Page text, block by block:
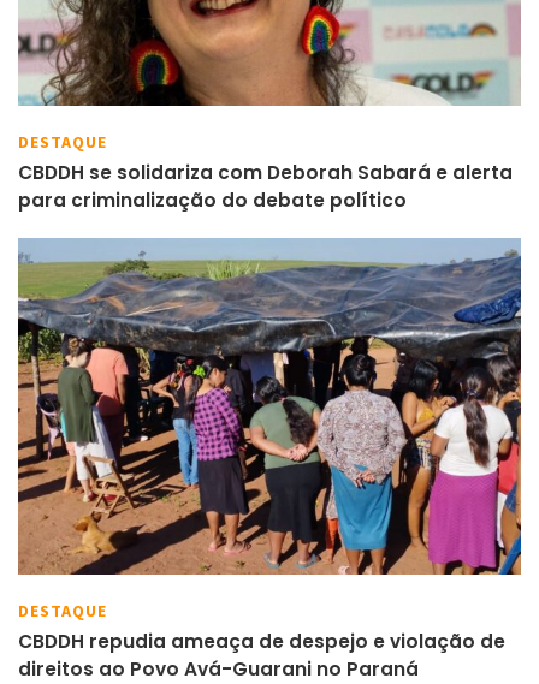
DESTAQUE
CBDDH se solidariza com Deborah Sabará e alerta
para criminalização do debate político
DESTAQUE
CBDDH repudia ameaça de despejo e violação de
direitos ao Povo Avá-Guarani no Paraná